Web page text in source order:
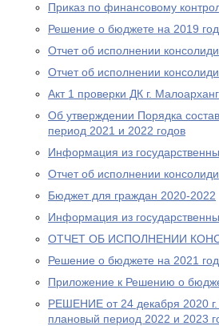
Приказ по финансовому
Решение о бюджете на 2019
Отчет об исполнении
Отчет об исполнении
Акт 1 проверки ДК г.
Об утверждении Порядка
период 2021 и 2022 годов
Информация из
Отчет об исполнении
Бюджет для граждан 2020-2022
Информация из
ОТЧЕТ ОБ ИСПОЛНЕНИИ
Решение о бюджете на 2021
Приложение к Решению о
РЕШЕНИЕ от 24 декабря 2020
плановый период 2022 и 2023